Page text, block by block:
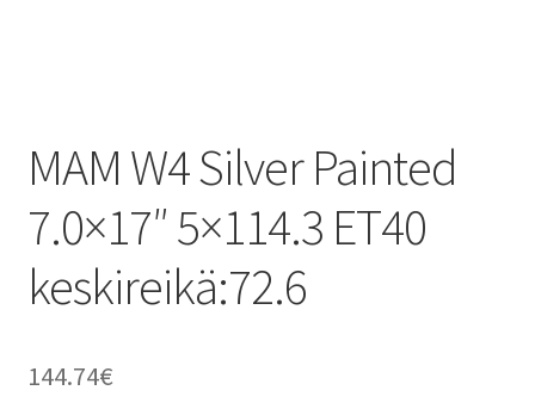
MAM W4 Silver Painted
7.0×17″ 5×114.3 ET40
keskireikä:72.6
144.74€